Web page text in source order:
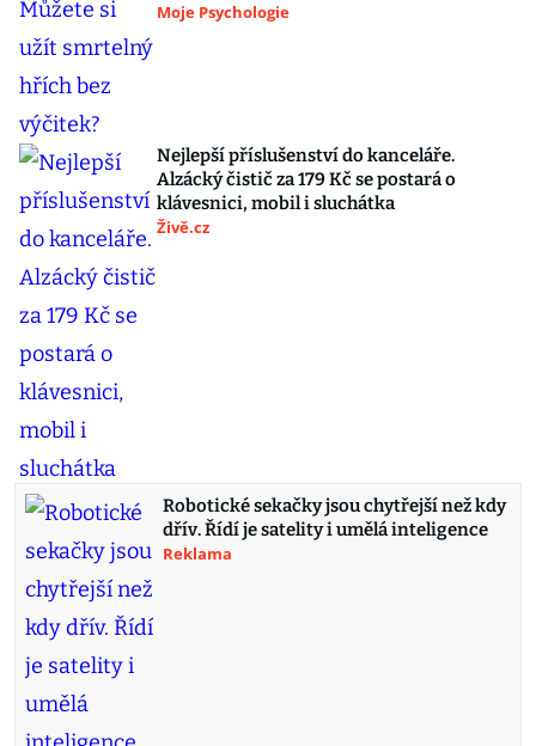
Moje Psychologie
Nejlepší příslušenství do kanceláře.
Alzácký čistič za 179 Kč se postará o
klávesnici, mobil i sluchátka
Živě.cz
Robotické sekačky jsou chytřejší než kdy
dřív. Řídí je satelity i umělá inteligence
Reklama